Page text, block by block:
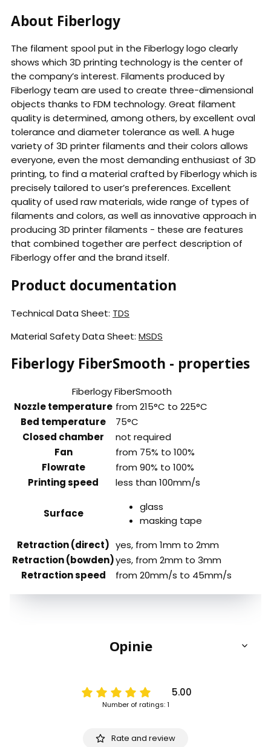
About Fiberlogy
The filament spool put in the Fiberlogy logo clearly
shows which 3D printing technology is the center of
the company’s interest. Filaments produced by
Fiberlogy team are used to create three-dimensional
objects thanks to FDM technology. Great filament
quality is determined, among others, by excellent oval
tolerance and diameter tolerance as well. A huge
variety of 3D printer filaments and their colors allows
everyone, even the most demanding enthusiast of 3D
printing, to find a material crafted by Fiberlogy which is
precisely tailored to user’s preferences. Excellent
quality of used raw materials, wide range of types of
filaments and colors, as well as innovative approach in
producing 3D printer filaments - these are features
that combined together are perfect description of
Fiberlogy offer and the brand itself.
Product documentation
Technical Data Sheet: TDS
Material Safety Data Sheet: MSDS
Fiberlogy FiberSmooth - properties
Fiberlogy FiberSmooth
Nozzle temperature from 215°C to 225°C
Bed temperature
75°C
Closed chamber
not required
Fan
from 75% to 100%
Flowrate
from 90% to 100%
Printing speed
less than 100mm/s
Surface
glass
masking tape
Retraction (direct) yes, from 1mm to 2mm
Retraction (bowden)yes, from 2mm to 3mm
Retraction speed
from 20mm/s to 45mm/s
Opinie
5.00
Number of ratings: 1
Rate and review